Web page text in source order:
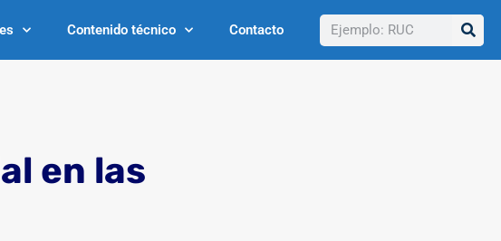
Contenido técnico Contacto Buscar
en las